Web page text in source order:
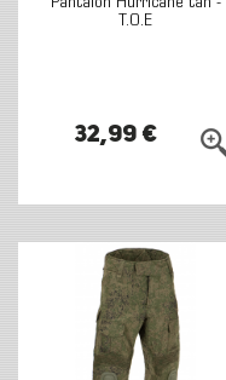
T.O.E
32,99 €